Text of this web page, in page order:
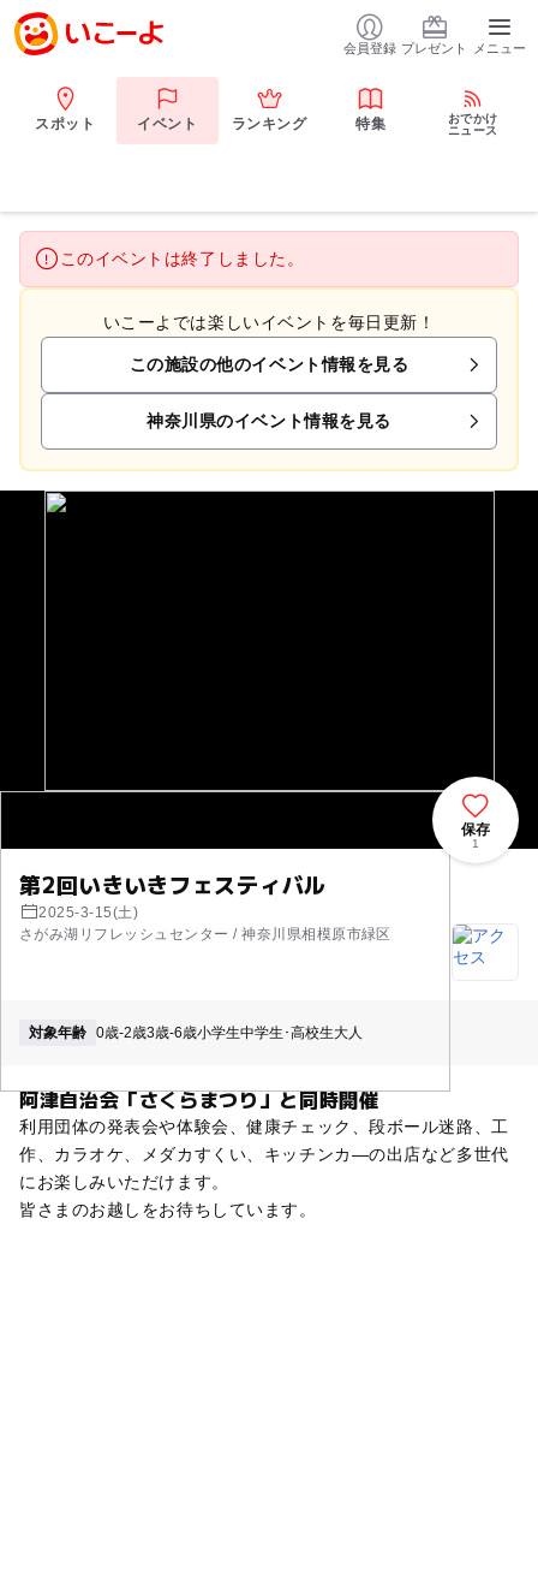
会員登録 プレゼント メニュー
スポット イベント ランキング 特集
おでかけ
ニュース
このイベントは終了しました。
いこーよでは楽しいイベントを毎日更新！
この施設の他のイベント情報を見る
神奈川県のイベント情報を見る
第2回いきいきフェスティバル
2025-3-15(土)
さがみ湖リフレッシュセンター / 神奈川県相模原市緑区
保存
1
対象年齢 0歳-2歳3歳-6歳小学生中学生･高校生大人
阿津自治会「さくらまつり」と同時開催
利用団体の発表会や体験会、健康チェック、段ボール迷路、工
作、カラオケ、メダカすくい、キッチンカ―の出店など多世代
にお楽しみいただけます。
皆さまのお越しをお待ちしています。